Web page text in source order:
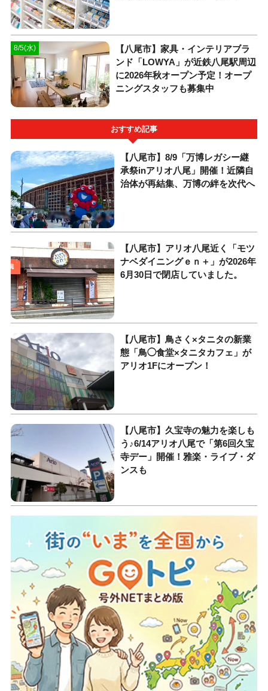
8/5(水)
【八尾市】家具・インテリアブラ
ンド「LOWYA」が近鉄八尾駅周辺
に2026年秋オープン予定！オープ
ニングスタッフも募集中
おすすめ記事
【八尾市】8/9「万博レガシー継
承祭inアリオ八尾」開催！近隣自
治体が再結集、万博の絆を次代へ
【八尾市】アリオ八尾近く「モツ
ナベダイニングｅｎ＋」が2026年
6月30日で閉店していました。
【八尾市】鳥さく×タニタの新業
態「鳥◯食堂×タニタカフェ」が
アリオ1Fにオープン！
【八尾市】久宝寺の魅力を楽しも
う♪6/14アリオ八尾で「第6回久宝
寺デー」開催！雅楽・ライブ・ダ
ンスも